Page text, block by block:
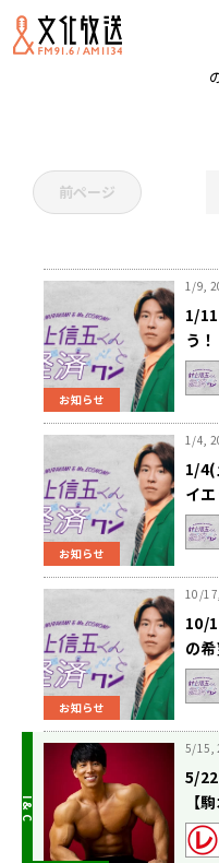
前ページ
お知らせ
1/9,
1/
う
お知らせ
1/4,
1/4(
イ
新
経
お知らせ
10/
10/
の
クン
5/15,
5/
【